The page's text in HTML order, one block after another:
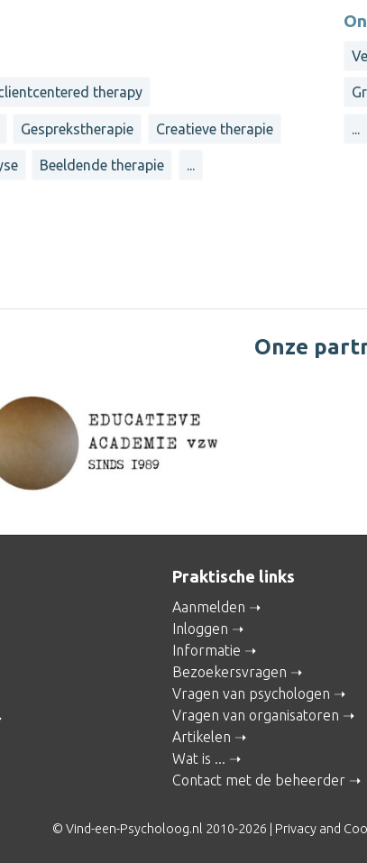
therapy
Gesprekstherapie Creatieve therapie
Beeldende therapie ...
Onze
Praktische links
Aanmelden
Inloggen
Informatie
Bezoekersvragen
Vragen van psychologen
Vragen van organisatoren
Artikelen
Wat is ...
Contact met de beheerder
© Vind-een-Psycholoog.nl 2010-2026 | Privacy and